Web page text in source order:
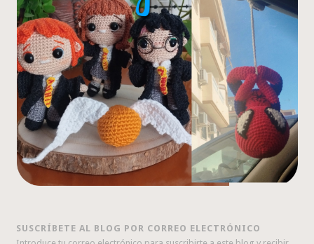
SUSCRÍBETE AL BLOG POR CORREO ELECTRÓNICO